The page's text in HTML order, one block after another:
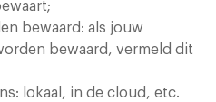
bewaard: als jouw
bewaard, vermeld dit
lokaal, in de cloud, etc.